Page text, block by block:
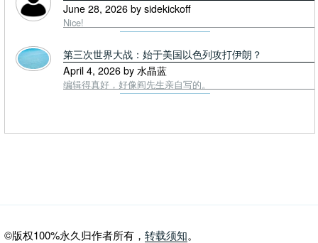
June 28, 2026 by sidekickoff
Nice!
第三次世界大战：始于美国以色列攻打伊朗？
April 4, 2026 by 水晶蓝
编辑得真好，好像阎先生亲自写的。
©版权100%永久归作者所有， 转载须知。